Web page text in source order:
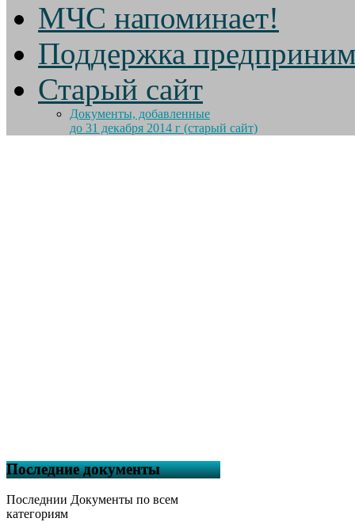
МЧС напоминает!
Поддержка
Старый сайт
Документы, добавленные
до 31 декабря 2014 г (старый сайт)
Последние документы
Последнии Документы по всем
категориям